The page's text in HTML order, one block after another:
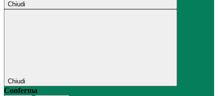
Chiudi
Chiudi
Conferma